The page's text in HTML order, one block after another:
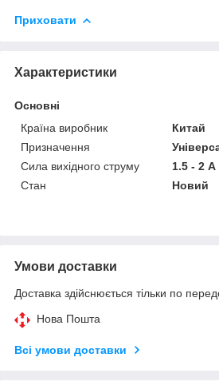
Приховати
Характеристики
Основні
Країна виробник
Китай
Призначення
Сила вихідного струму
1.5 - 2 А
Стан
Новий
Умови доставки
Доставка здійснюється тільки по
Нова Пошта
Всі умови доставки